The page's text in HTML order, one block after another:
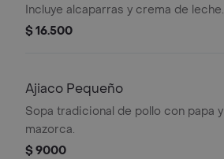
Incluye alcaparras y crema de leche.
$ 16.500
Ajiaco Pequeño
Sopa tradicional de pollo con papa y
mazorca.
$ 9000